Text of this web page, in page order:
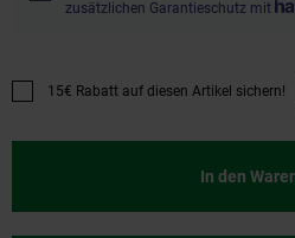
zusätzlichen Garantieschutz mit
Promotion "15€ Rabatt auf diesen
15€ Rabatt auf diesen Artikel sichern!
In den